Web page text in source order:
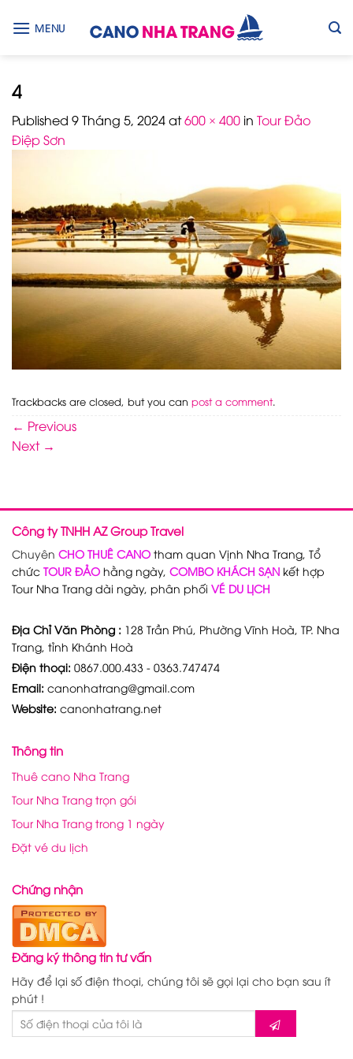
MENU
4
Published 9 Tháng 5, 2024at600 × 400 in Tour Đảo
Điệp Sơn
Trackbacks are closed, but you can post a comment.
← Previous
Next →
Công ty TNHH AZ Group Travel
Chuyên CHO THUÊ CANO tham quan Vịnh Nha Trang, Tổ
chức TOUR ĐẢO hằng ngày, COMBO KHÁCH SẠN kết hợp
Tour Nha Trang dài ngày, phân phối VÉ DU LỊCH
Địa Chỉ Văn Phòng : 128 Trần Phú, Phường Vĩnh Hoà, TP. Nha
Trang, tỉnh Khánh Hoà
Điện thoại: 0867.000.433 - 0363.747474
Email: canonhatrang@gmail.com
Website: canonhatrang.net
Thông tin
Thuê cano Nha Trang
Tour Nha Trang trọn gói
Tour Nha Trang trong 1 ngày
Đặt vé du lịch
Chứng nhận
Đăng ký thông tin tư vấn
Hãy để lại số điện thoại, chúng tôi sẽ gọi lại cho bạn sau ít
phút !